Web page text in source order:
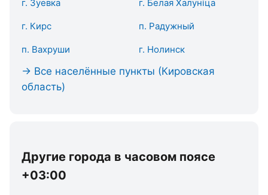
г. Зуевка г. Белая Халуніца
г. Кирс п. Радужный
п. Вахруши г. Нолинск
→ Все населённые пункты (Кировская
область)
Другие города в часовом поясе
+03:00